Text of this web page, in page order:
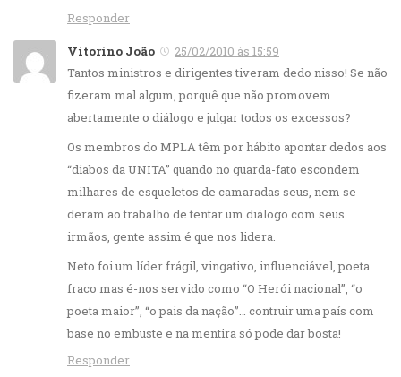
Responder
Vitorino João
25/02/2010 às 15:59
Tantos ministros e dirigentes tiveram dedo nisso! Se não
fizeram mal algum, porquê que não promovem
abertamente o diálogo e julgar todos os excessos?
Os membros do MPLA têm por hábito apontar dedos aos
“diabos da UNITA” quando no guarda-fato escondem
milhares de esqueletos de camaradas seus, nem se
deram ao trabalho de tentar um diálogo com seus
irmãos, gente assim é que nos lidera.
Neto foi um líder frágil, vingativo, influenciável, poeta
fraco mas é-nos servido como “O Herói nacional”, “o
poeta maior”, “o pais da nação”… contruir uma país com
base no embuste e na mentira só pode dar bosta!
Responder